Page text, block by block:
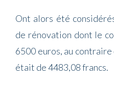
Ont alors été
de rénovation dont le
6500 euros, au
était de 4483,08 francs.